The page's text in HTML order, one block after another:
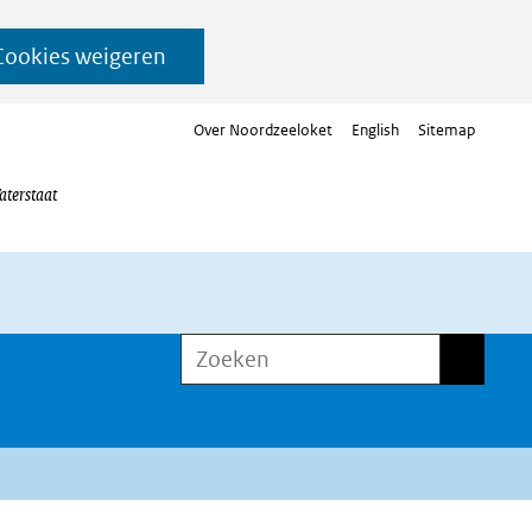
weigeren
Over Noordzeeloket English Sitemap
Zoeken